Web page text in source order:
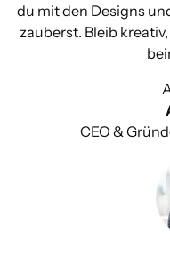
du mit den Designs
zauberst. Bleib
CEO &